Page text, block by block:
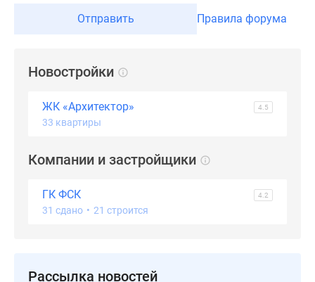
Программа
премиум-
Новостройки
ипотека
Отправить Правила форума
Новостройки
ЖК «Архитектор» 4.5
33 квартиры
Компании и застройщики
ГК ФСК 4.2
31 сдано • 21 строится
Рассылка новостей